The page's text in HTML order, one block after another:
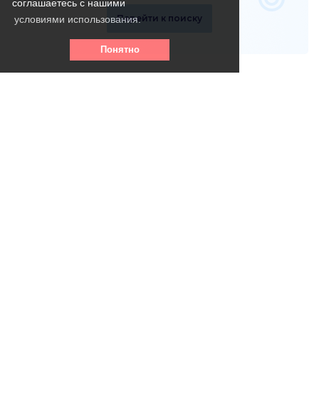
соглашаетесь с нашими
условиями использования.
Понятно
Перейти к поиску